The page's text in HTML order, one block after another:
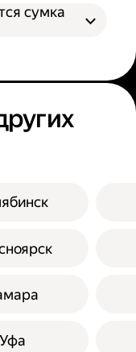
сумка
Уфа